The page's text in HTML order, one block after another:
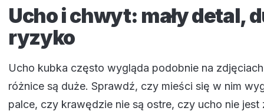
Ucho i chwyt: mały detal,
ryzyko
Ucho kubka często wygląda podobnie na
różnice są duże. Sprawdź, czy mieści się w nim
palce, czy krawędzie nie są ostre, czy ucho nie